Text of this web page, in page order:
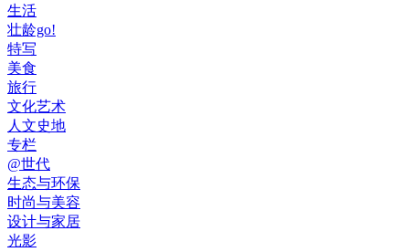
生活
壮龄go!
特写
美食
旅行
文化艺术
人文史地
专栏
@世代
生态与环保
时尚与美容
设计与家居
光影